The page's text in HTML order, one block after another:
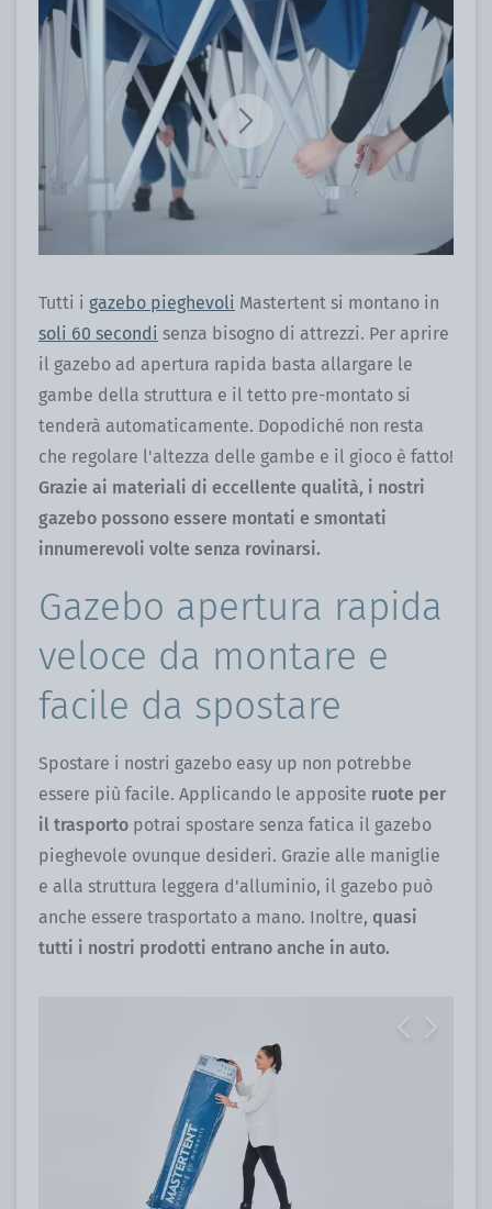
Tutti i gazebo pieghevoli Mastertent si montano in
soli 60 secondi senza bisogno di attrezzi. Per aprire
il gazebo ad apertura rapida basta allargare le
gambe della struttura e il tetto pre-montato si
tenderà automaticamente. Dopodiché non resta
che regolare l'altezza delle gambe e il gioco è fatto!
Grazie ai materiali di eccellente qualità, i nostri
gazebo possono essere montati e smontati
innumerevoli volte senza rovinarsi.
Gazebo apertura rapida
veloce da montare e
facile da spostare
Spostare i nostri gazebo easy up non potrebbe
essere più facile. Applicando le apposite ruote per
il trasporto potrai spostare senza fatica il gazebo
pieghevole ovunque desideri. Grazie alle maniglie
e alla struttura leggera d'alluminio, il gazebo può
anche essere trasportato a mano. Inoltre, quasi
tutti i nostri prodotti entrano anche in auto.
Previous
Next